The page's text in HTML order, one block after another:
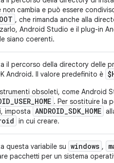
non cambia e può essere
, che rimanda anche alla
Android Studio e il plug-in
siano coerenti.
il percorso della directory delle
Android. Il valore predefinito è
obsoleti, come Android
. Per sostituire la
imposta ANDROID_SDK_HOME
in cui creare.
questa variabile su windows ,
pacchetti per un sistema